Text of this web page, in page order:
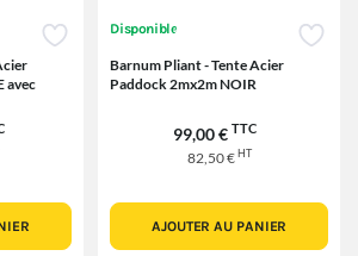
avec
Disponible
Barnum Pliant - Tente Acier
Paddock 2mx2m NOIR
99,00 € TTC
82,50 €HT
AJOUTER AU PANIER